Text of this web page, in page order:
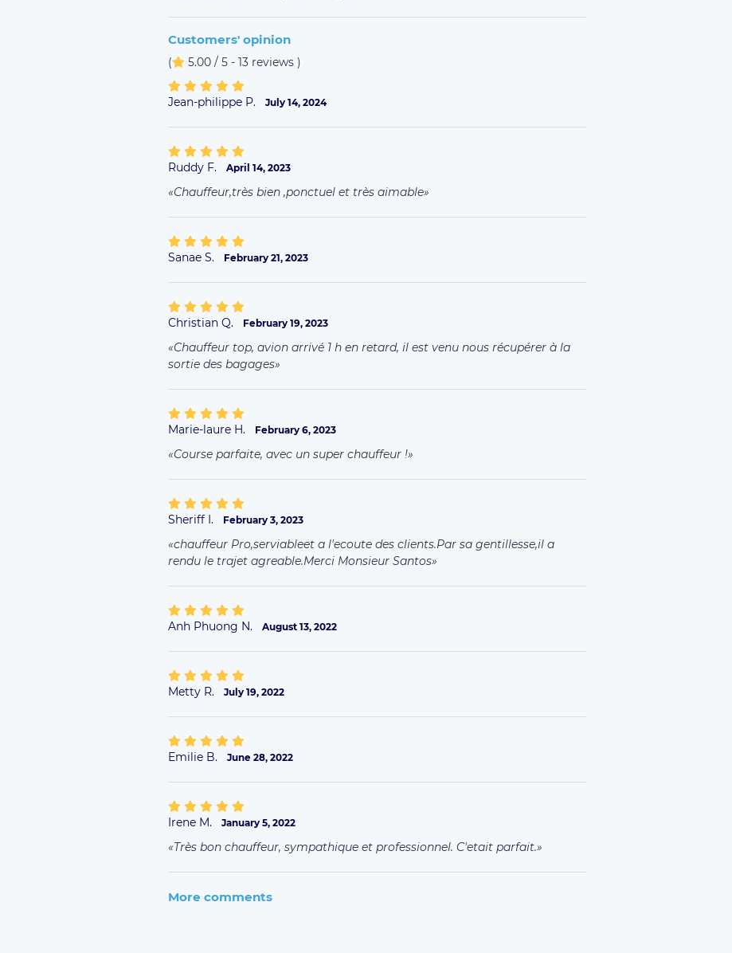
Customers' opinion
( 5.00 / 5 - 13 reviews )
Jean-philippe P. July 14, 2024
Ruddy F. April 14, 2023
Chauffeur,très bien ,ponctuel et très aimable
Sanae S. February 21, 2023
Christian Q. February 19, 2023
Chauffeur top, avion arrivé 1 h en retard, il est venu nous récupérer à la
sortie des bagages
Marie-laure H. February 6, 2023
Course parfaite, avec un super chauffeur !
Sheriff I. February 3, 2023
chauffeur Pro,serviableet a l'ecoute des clients.Par sa gentillesse,il a
rendu le trajet agreable.Merci Monsieur Santos
Anh Phuong N. August 13, 2022
Metty R. July 19, 2022
Emilie B. June 28, 2022
Irene M. January 5, 2022
Très bon chauffeur, sympathique et professionnel. C'etait parfait.
More comments